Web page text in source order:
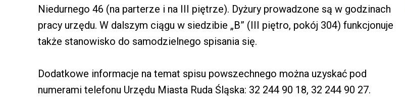
Niedurnego 46 (na parterze i na III piętrze). Dyżury prowadzone są w godzinach
pracy urzędu. W dalszym ciągu w siedzibie „B” (III piętro, pokój 304) funkcjonuje
także stanowisko do samodzielnego spisania się.
Dodatkowe informacje na temat spisu powszechnego można uzyskać pod
numerami telefonu Urzędu Miasta Ruda Śląska: 32 244 90 18, 32 244 90 27.